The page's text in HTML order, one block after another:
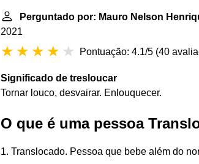
Perguntado por: Mauro Nelson
2021
Pontuação: 4.1/5 (40
Significado de tresloucar
Tornar louco, desvairar. Enlouquecer.
O que é uma pessoa
1. Translocado. Pessoa que bebe além do